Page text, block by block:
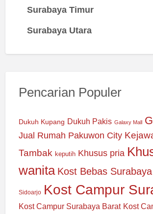
Surabaya Timur
Surabaya Utara
Pencarian Populer
Dukuh Kupang Dukuh Pakis Galaxy Mall
Jual Rumah Pakuwon City
Tambak keputih Khusus pria
wanita Kost Bebas Surabaya
Sidoarjo Kost Campur
Kost Campur Surabaya Barat Kost